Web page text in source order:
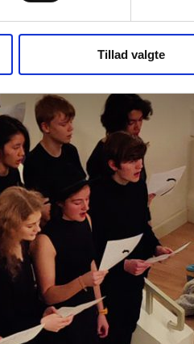
Tillad valgte